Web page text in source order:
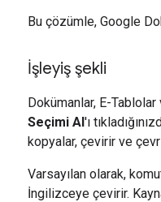
Bu çözümle, Google
İşleyiş şekli
Dokümanlar, E-
Seçimi Al'ı
kopyalar, çevirir ve
Varsayılan olarak,
İngilizceye çevirir.